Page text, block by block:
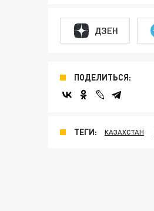
ДЗЕН
ПОДЕЛИТЬСЯ:
ТЕГИ: КАЗАХСТАН